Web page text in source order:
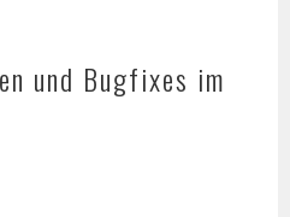
und Bugfixes im